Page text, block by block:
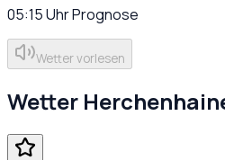
05:15UhrPrognose
Wetter vorlesen
Wetter